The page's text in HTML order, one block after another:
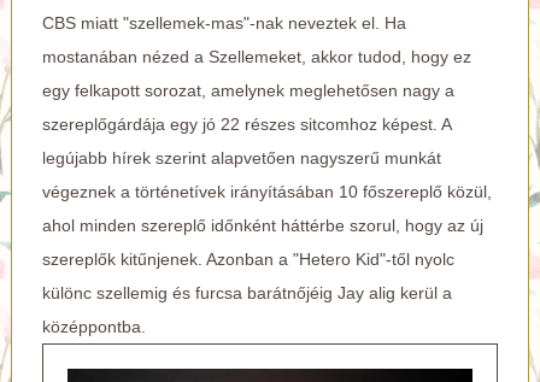
CBS miatt "szellemek-mas"-nak neveztek el. Ha
mostanában nézed a Szellemeket, akkor tudod, hogy ez
egy felkapott sorozat, amelynek meglehetősen nagy a
szereplőgárdája egy jó 22 részes sitcomhoz képest. A
legújabb hírek szerint alapvetően nagyszerű munkát
végeznek a történetívek irányításában 10 főszereplő közül,
ahol minden szereplő időnként háttérbe szorul, hogy az új
szereplők kitűnjenek. Azonban a "Hetero Kid"-től nyolc
különc szellemig és furcsa barátnőjéig Jay alig kerül a
középpontba.